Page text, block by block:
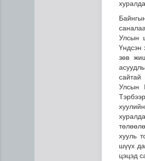
Улсын
Үндсэн
зөв
Улсын
хууль
шүүх
цэцэд